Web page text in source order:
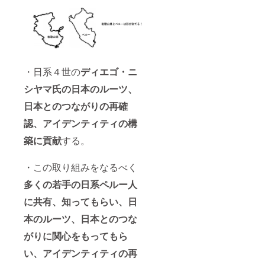
・日系４世のディエゴ・ニ
シヤマ氏の日本のルーツ、
日本とのつながりの再確
認、アイデンティティの構
築に貢献する。
・この取り組みをなるべく
多くの若手の日系ペルー人
に共有、知ってもらい、日
本のルーツ、日本とのつな
がりに関心をもってもら
い、アイデンティティの再